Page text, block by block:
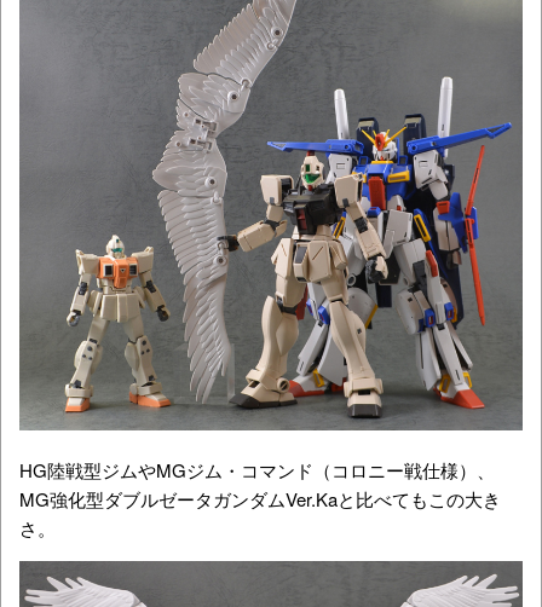
HG陸戦型ジムやMGジム・コマンド（コロニー戦仕様）、
MG強化型ダブルゼータガンダムVer.Kaと比べてもこの大き
さ。